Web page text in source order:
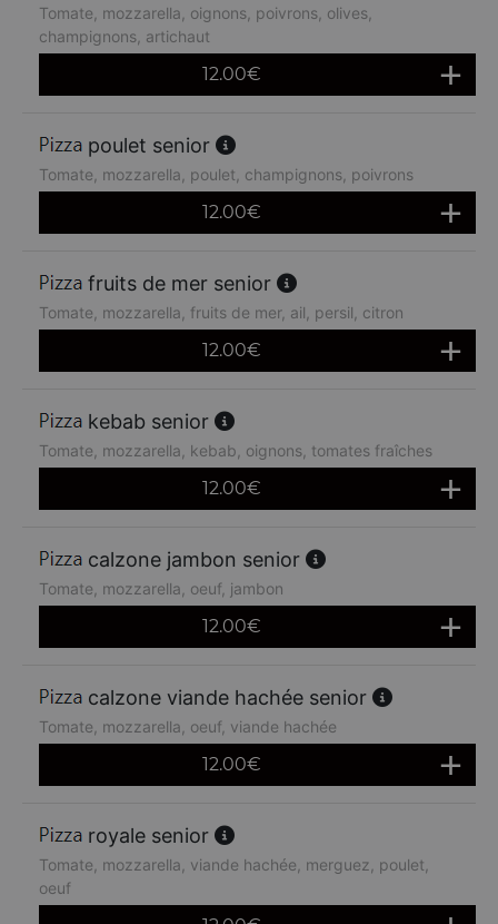
Tomate, mozzarella, oignons, poivrons, olives,
champignons, artichaut
12.00€
poulet senior
Tomate, mozzarella, poulet, champignons, poivrons
12.00€
fruits de mer senior
Tomate, mozzarella, fruits de mer, ail, persil, citron
12.00€
kebab senior
Tomate, mozzarella, kebab, oignons, tomates fraîches
12.00€
calzone jambon senior
Tomate, mozzarella, oeuf, jambon
12.00€
calzone viande hachée senior
Tomate, mozzarella, oeuf, viande hachée
12.00€
royale senior
Tomate, mozzarella, viande hachée, merguez, poulet,
oeuf